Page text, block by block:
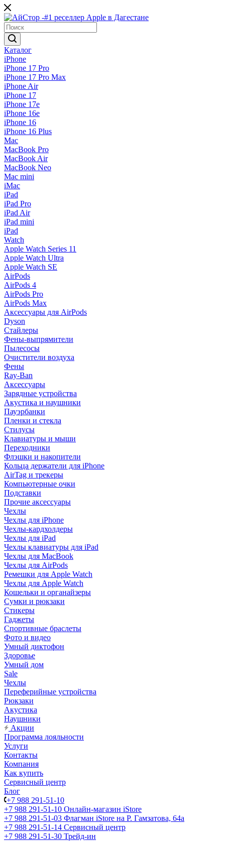
Каталог
iPhone
iPhone 17 Pro
iPhone 17 Pro Max
iPhone Air
iPhone 17
iPhone 17e
iPhone 16e
iPhone 16
iPhone 16 Plus
Mac
MacBook Pro
MacBook Air
MacBook Neo
Mac mini
iMac
iPad
iPad Pro
iPad Air
iPad mini
iPad
Watch
Apple Watch Series 11
Apple Watch Ultra
Apple Watch SE
AirPods
AirPods 4
AirPods Pro
AirPods Max
Аксессуары для AirPods
Dyson
Стайлеры
Фены-выпрямители
Пылесосы
Очистители воздуха
Фены
Ray-Ban
Аксессуары
Зарядные устройства
Акустика и наушники
Пауэрбанки
Пленки и стекла
Стилусы
Клавиатуры и мыши
Переходники
Флэшки и накопители
Кольца держатели для iPhone
AirTag и трекеры
Компьютерные очки
Подставки
Прочие аксессуары
Чехлы
Чехлы для iPhone
Чехлы-кардхолдеры
Чехлы для iPad
Чехлы клавиатуры для iPad
Чехлы для MacBook
Чехлы для AirPods
Ремешки для Apple Watch
Чехлы для Apple Watch
Кошельки и органайзеры
Сумки и рюкзаки
Стикеры
Гаджеты
Спортивные браслеты
Фото и видео
Умный диктофон
Здоровье
Умный дом
Sale
Чехлы
Переферийные устройства
Рюкзаки
Акустика
Наушники
Акции
Программа лояльности
Услуги
Контакты
Компания
Как купить
Сервисный центр
Блог
+7 988 291-51-10
+7 988 291-51-10 Онлайн-магазин iStore
+7 988 291-51-03 Флагман iStore на Р. Гамзатова, 64а
+7 988 291-51-14 Сервисный центр
+7 988 291-51-30 Трейд-ин